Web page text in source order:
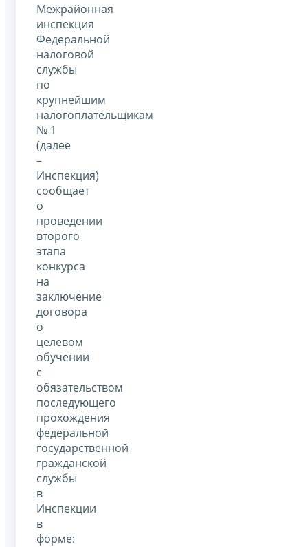
Межрайонная
инспекция
Федеральной
налоговой
службы
по
крупнейшим
налогоплательщикам
№ 1
(далее
–
Инспекция)
сообщает
о
проведении
второго
этапа
конкурса
на
заключение
договора
о
целевом
обучении
с
обязательством
последующего
прохождения
федеральной
государственной
гражданской
службы
в
Инспекции
в
форме: